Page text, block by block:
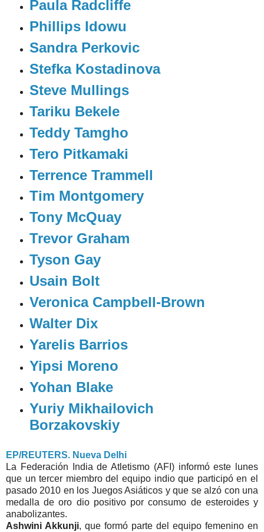
Paula Radcliffe
Phillips Idowu
Sandra Perkovic
Stefka Kostadinova
Steve Mullings
Tariku Bekele
Teddy Tamgho
Tero Pitkamaki
Terrence Trammell
Tim Montgomery
Tony McQuay
Trevor Graham
Tyson Gay
Usain Bolt
Veronica Campbell-Brown
Walter Dix
Yarelis Barrios
Yipsi Moreno
Yohan Blake
Yuriy Mikhailovich
Borzakovskiy
EP/REUTERS. Nueva Delhi
La Federación India de Atletismo (AFI) informó este lunes
que un tercer miembro del equipo indio que participó en el
pasado 2010 en los Juegos Asiáticos y que se alzó con una
medalla de oro dio positivo por consumo de esteroides y
anabolizantes.
Ashwini Akkunji, que formó parte del equipo femenino en